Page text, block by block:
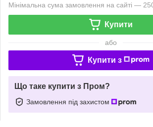
Мінімальна сума замовлення на сайті —
Купити
або
Купити з
Що таке купити з Пром?
Замовлення під захистом